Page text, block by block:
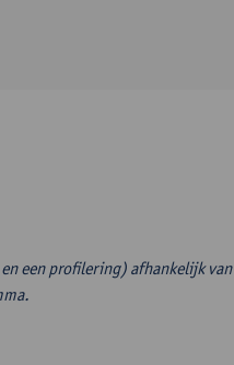
een profilering) afhankelijk van